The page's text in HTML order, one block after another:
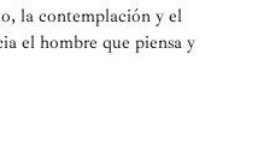
la contemplación y el
el hombre que piensa y